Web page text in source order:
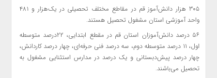
۳۰۵ هزار دانش‌آموز قم در مقاطع مختلف تحصیلی در یک‌هزار و ۴۸۱
واحد آموزشی استان مشغول تحصیل هستند.
۵۶ درصد دانش‌آموزان استان قم در مقطع ابتدایی، ۲۲درصد متوسطه
اول، ۱۱ درصد متوسطه دوم، سه درصد فنی حرفه‌ای، چهار درصد کاردانش،
چهار درصد پیش‌دبستانی و یک درصد در مدارس استثنایی مشغول به
تحصیل می‌باشند.